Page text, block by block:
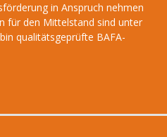
in Anspruch nehmen
für den Mittelstand sind unter
qualitätsgeprüfte BAFA-